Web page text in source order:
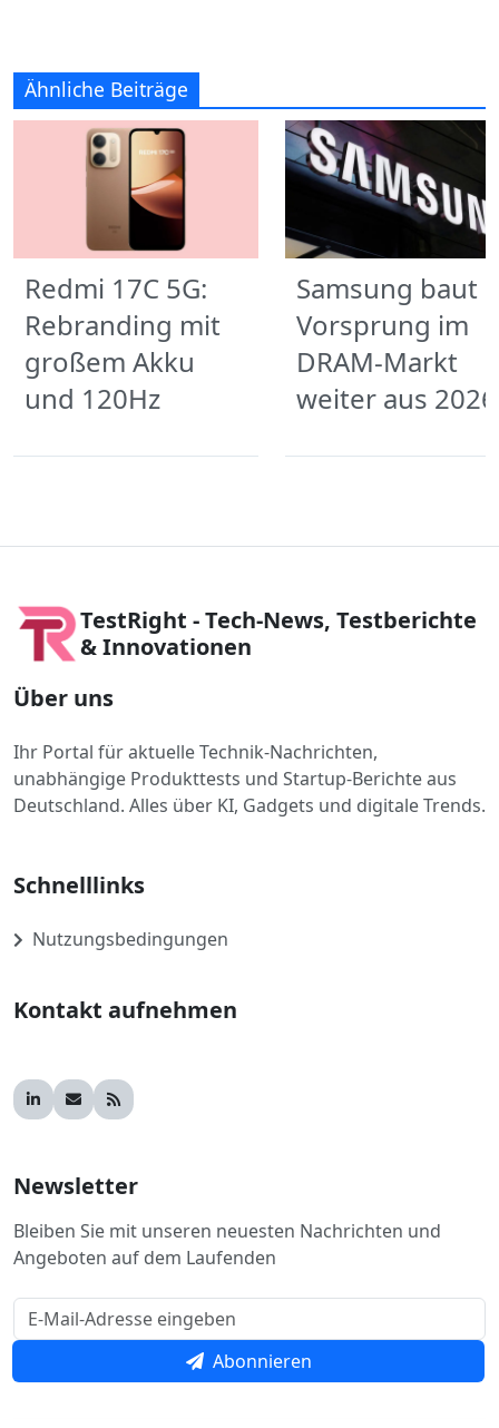
Ähnliche Beiträge
Redmi 17C 5G:
Rebranding mit
großem Akku
und 120Hz
Samsung baut
Vorsprung im
DRAM-Markt
weiter aus 2026
TestRight - Tech-News, Testberichte
& Innovationen
Über uns
Ihr Portal für aktuelle Technik-Nachrichten,
unabhängige Produkttests und Startup-Berichte aus
Deutschland. Alles über KI, Gadgets und digitale Trends.
Schnelllinks
Nutzungsbedingungen
Kontakt aufnehmen
Newsletter
Bleiben Sie mit unseren neuesten Nachrichten und
Angeboten auf dem Laufenden
Abonnieren